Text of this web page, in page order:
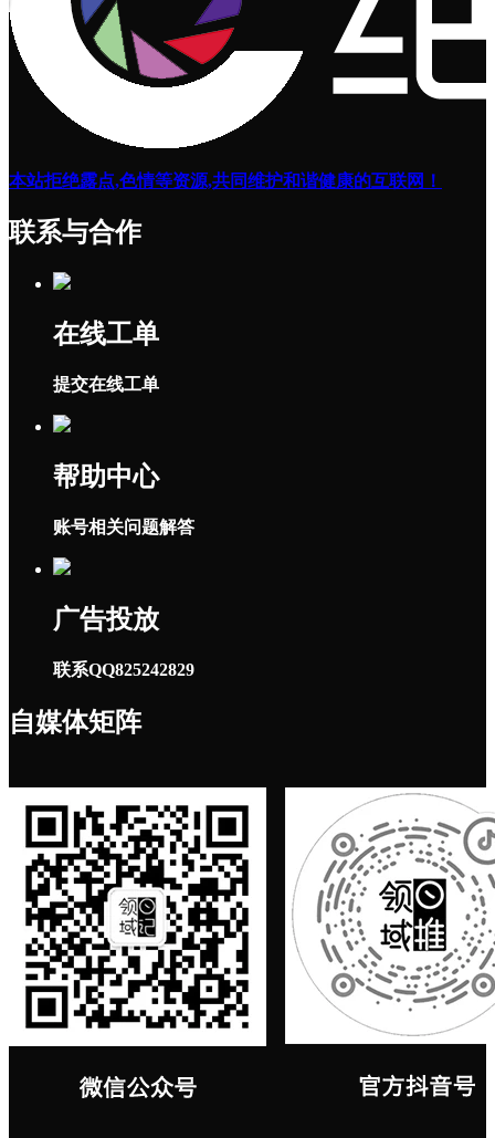
本站拒绝露点,色情等资源,共同维护和谐健康的互联网！
联系与合作
在线工单
提交在线工单
帮助中心
账号相关问题解答
广告投放
联系QQ825242829
自媒体矩阵